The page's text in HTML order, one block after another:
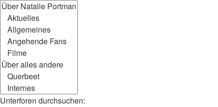
Unterforen durchsuchen: